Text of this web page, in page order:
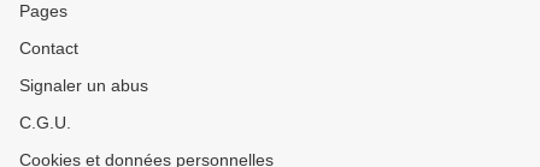
Pages
Contact
Signaler un abus
C.G.U.
Cookies et données personnelles